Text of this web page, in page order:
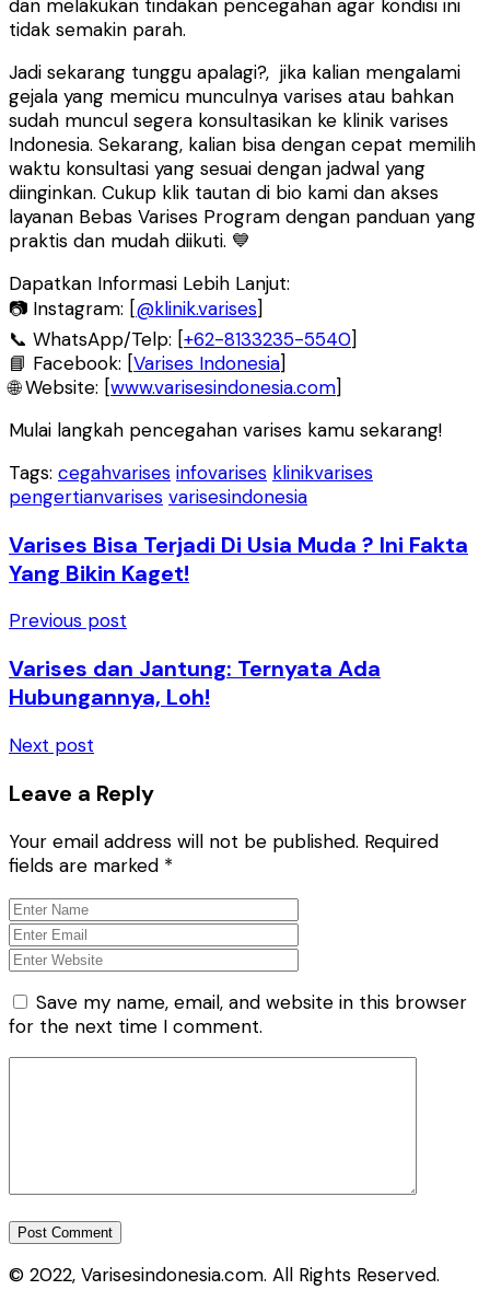
dan melakukan tindakan pencegahan agar kondisi ini
tidak semakin parah.
Jadi sekarang tunggu apalagi?, jika kalian mengalami
gejala yang memicu munculnya varises atau bahkan
sudah muncul segera konsultasikan ke klinik varises
Indon­­­­esia. Sekarang, kalian bisa dengan cepat memilih
waktu konsultasi yang sesuai dengan jadwal yang
diinginkan. Cukup klik tautan di bio kami dan akses
layanan Bebas Varises Program dengan panduan yang
praktis dan mudah diikuti. 💙
Dapatkan Informasi Lebih Lanjut:
📷 Instagram: [@klinik.varises]
📞 WhatsApp/Telp: [+62-8133235-5540]
📘 Facebook: [Varises Indonesia]
🌐 Website: [www.varisesindonesia.com]
Mulai langkah pencegahan varises kamu sekarang!
Tags: cegahvarises infovarises klinikvarises
pengertianvarises varisesindonesia
Varises Bisa Terjadi Di Usia Muda ? Ini Fakta
Yang Bikin Kaget!
Previous post
Varises dan Jantung: Ternyata Ada
Hubungannya, Loh!
Next post
Leave a Reply
Your email address will not be published. Required
fields are marked *
Save my name, email, and website in this browser
for the next time I comment.
© 2022, Varisesindonesia.com. All Rights Reserved.